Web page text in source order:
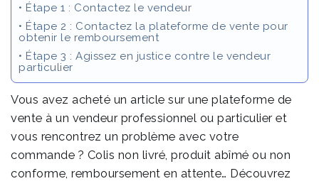
• Étape 1 : Contactez le vendeur
• Étape 2 : Contactez la plateforme de vente pour
obtenir le remboursement
• Étape 3 : Agissez en justice contre le vendeur
particulier
Vous avez acheté un article sur une plateforme de
vente à un vendeur professionnel ou particulier et
vous rencontrez un problème avec votre
commande ? Colis non livré, produit abîmé ou non
conforme, remboursement en attente… Découvrez